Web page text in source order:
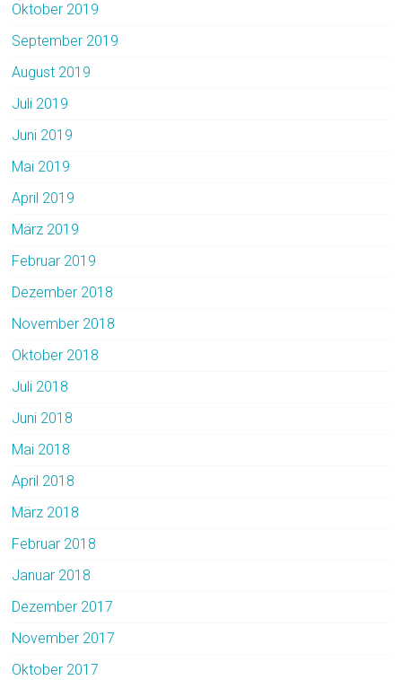
Oktober 2019
September 2019
August 2019
Juli 2019
Juni 2019
Mai 2019
April 2019
März 2019
Februar 2019
Dezember 2018
November 2018
Oktober 2018
Juli 2018
Juni 2018
Mai 2018
April 2018
März 2018
Februar 2018
Januar 2018
Dezember 2017
November 2017
Oktober 2017